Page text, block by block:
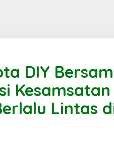
DIY
Lintas